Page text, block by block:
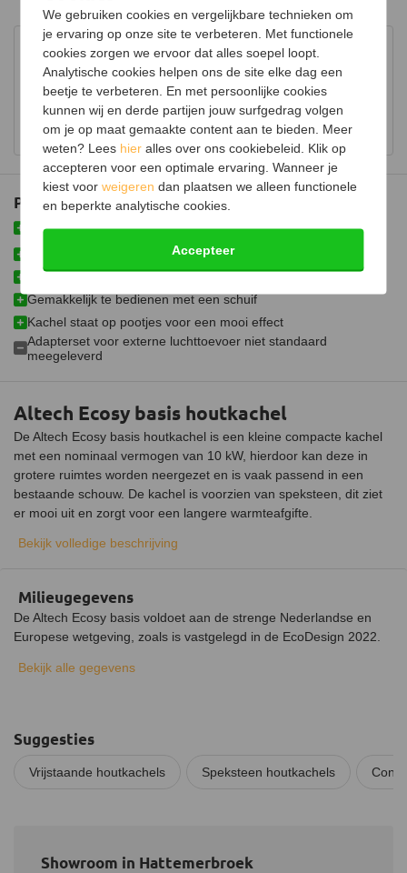
Altech Ecosy basis houtkachel
De Altech Ecosy basis houtkachel is een kleine compacte kachel
met een nominaal vermogen van 10 kW, hierdoor kan deze in
grotere ruimtes worden neergezet en is vaak passend in een
bestaande schouw. De kachel is voorzien van speksteen, dit ziet
er mooi uit en zorgt voor een langere warmteafgifte.
Materiaal van de Altech Ecosy basis kachel
De rest bestaat uit speksteen. Dit speksteen zorgt ervoor dat de
kachel constanter en langer warmte afgeeft. Tot wel 8 uur na het
doven van het vuur geeft het speksteen nog warmte af aan de
omgeving.
worden geplaatst in verband met het gewicht van de kachel.
geplaatst. Indien je een brandbare vloer hebt is een vloerplaat
muur te zetten omdat die anders de convectiewarmte en
Bekijk volledige beschrijving
Milieugegevens
De Altech Ecosy basis voldoet aan de strenge Nederlandse en
Europese wetgeving, zoals is vastgelegd in de EcoDesign 2022.
Bekijk alle gegevens
Plus- en minpunten
warmteafgifte
Compacte kachel met groot vermogen
Past vaak in een bestaande schouw
Gemakkelijk te bedienen met een schuif
Kachel staat op pootjes voor een mooi effect
Adapterset voor externe luchttoevoer niet standaard
meegeleverd
Advies in onze showroom
Bezoek onze showroom voor uitgebreid advies over
houtkachels.
Bekijk showroom en maak een afspraak
Hout opbergruimte
Luchtregelaar Ja, onder
Aansluiting
Bovenaansluiting,
Achteraansluiting (optioneel)
Doorsnede aansluiting 150 mm
Fijnstof per kubieke meter 9 mg
Gemiddelde CO emissie 0,08%
Luchttoevoeraansluiting
Aansluitbaar op CV
Afmetingen (B x D x H) 61 x 42 x 79 cm
Materiaal Speksteen
Weggewerkte aslade
Suggesties
Vrijstaande houtkachels Speksteen houtkachels
Showroom in Hattemerbroek
We gebruiken cookies en vergelijkbare technieken om
je ervaring op onze site te verbeteren. Met functionele
cookies zorgen we ervoor dat alles soepel loopt.
Analytische cookies helpen ons de site elke dag een
beetje te verbeteren. En met persoonlijke cookies
kunnen wij en derde partijen jouw surfgedrag volgen
om je op maat gemaakte content aan te bieden. Meer
weten? Lees hier alles over ons cookiebeleid. Klik op
accepteren voor een optimale ervaring. Wanneer je
kiest voorweigeren dan plaatsen we alleen functionele
en beperkte analytische cookies.
Accepteer